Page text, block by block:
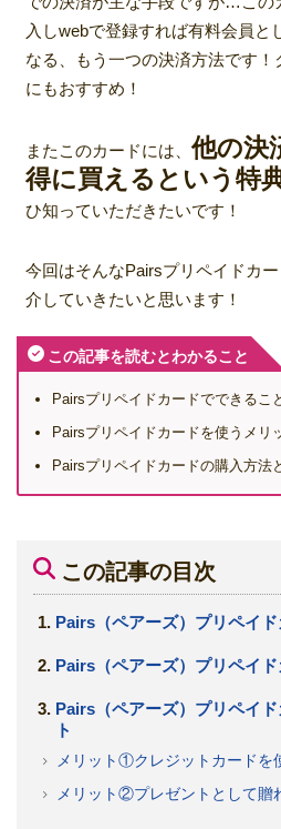
入しwebで登録すれば有料会員と
なる、もう一つの決済方法です！
にもおすすめ！
またこのカードには、他の決
得に買えるという特
ひ知っていただきたいです！
今回はそんなPairsプリペイドカ
介していきたいと思います！
この記事を読むとわかること
Pairsプリペイドカードでできるこ
Pairsプリペイドカードを使うメリ
Pairsプリペイドカードの購入方法
この記事の目次
Pairs（ペアーズ）プリペイ
Pairs（ペアーズ）プリペイ
Pairs（ペアーズ）プリペイ
ト
メリット①クレジットカードを
メリット②プレゼントとして贈